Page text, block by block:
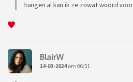
hangen al kan ik ze zowat woord
BlairW
14-03-2024om 06:51